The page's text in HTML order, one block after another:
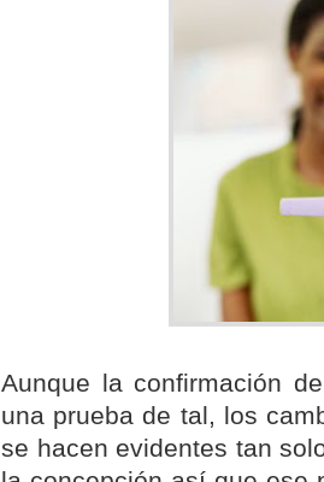
Aunque la confirmación
una prueba de tal, los
se hacen evidentes tan